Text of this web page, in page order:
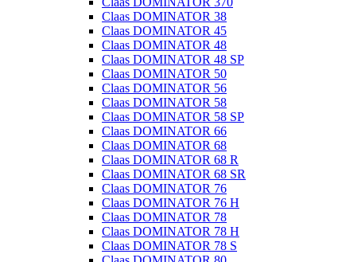
Claas DOMINATOR 38
Claas DOMINATOR 45
Claas DOMINATOR 48
Claas DOMINATOR 48 SP
Claas DOMINATOR 50
Claas DOMINATOR 56
Claas DOMINATOR 58
Claas DOMINATOR 58 SP
Claas DOMINATOR 66
Claas DOMINATOR 68
Claas DOMINATOR 68 R
Claas DOMINATOR 68 SR
Claas DOMINATOR 76
Claas DOMINATOR 76 H
Claas DOMINATOR 78
Claas DOMINATOR 78 H
Claas DOMINATOR 78 S